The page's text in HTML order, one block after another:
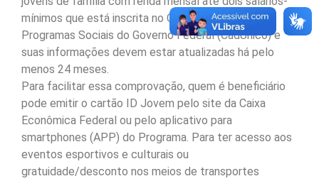
mínimos que está inscrita no Cadastro Único para
Programas Sociais do Governo Federal (CadÚnico) e
suas informações devem estar atualizadas há pelo
menos 24 meses.
Para facilitar essa comprovação, quem é beneficiário
pode emitir o cartão ID Jovem pelo site da Caixa
Econômica Federal ou pelo aplicativo para
smartphones (APP) do Programa. Para ter acesso aos
eventos esportivos e culturais ou
gratuidade/desconto nos meios de transportes